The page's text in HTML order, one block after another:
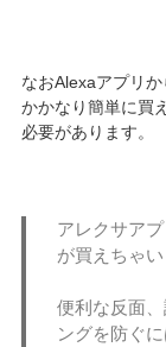
なおAlexaアプリ
かかなり簡単に買
必要があります。
アレクサア
が買えちゃい
便利な反面
ングを防ぐ